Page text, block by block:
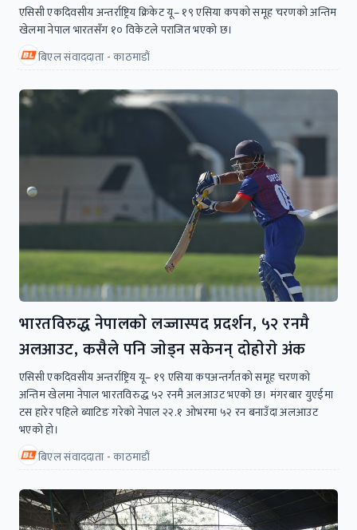
एसिसी एकदिवसीय अन्तर्राष्ट्रिय क्रिकेट यू– १९ एसिया कपकाे समूह चरणकाे अन्तिम
खेलमा नेपाल भारतसँग १० विकेटले पराजित भएकाे छ।
बिएल संवाददाता - काठमाडौं
भारतविरुद्ध नेपालकाे लज्जास्पद प्रदर्शन, ५२ रनमै
अलआउट, कसैले पनि जाेड्न सकेनन् दाेहाेराे अंक
एसिसी एकदिवसीय अन्तर्राष्ट्रिय यू– १९ एसिया कपअन्तर्गतकाे समूह चरणकाे
अन्तिम खेलमा नेपाल भारतविरुद्ध ५२ रनमै अलआउट भएकाे छ। मंगरबार युएईमा
टस हारेर पहिले ब्याटिङ गरेकाे नेपाल २२.१ ओभरमा ५२ रन बनाउँदा अलआउट
भएकाे हाे।
बिएल संवाददाता - काठमाडौं